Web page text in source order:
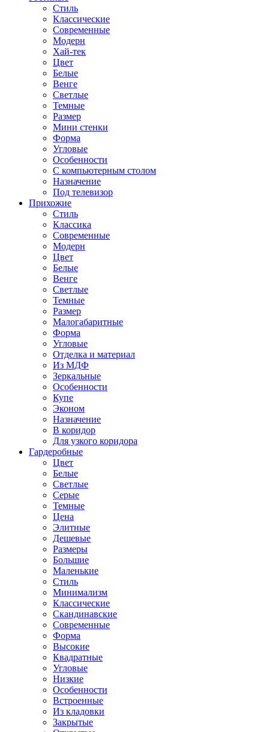
Стиль
Классические
Современные
Модерн
Хай-тек
Цвет
Белые
Венге
Светлые
Темные
Размер
Мини стенки
Форма
Угловые
Особенности
С компьютерным столом
Назначение
Под телевизор
Прихожие
Стиль
Классика
Современные
Модерн
Цвет
Белые
Венге
Светлые
Темные
Размер
Малогабаритные
Форма
Угловые
Отделка и материал
Из МДФ
Зеркальные
Особенности
Купе
Эконом
Назначение
В коридор
Для узкого коридора
Гардеробные
Цвет
Белые
Светлые
Серые
Темные
Цена
Элитные
Дешевые
Размеры
Большие
Маленькие
Стиль
Минимализм
Классические
Скандинавские
Современные
Форма
Высокие
Квадратные
Угловые
Низкие
Особенности
Встроенные
Из кладовки
Закрытые